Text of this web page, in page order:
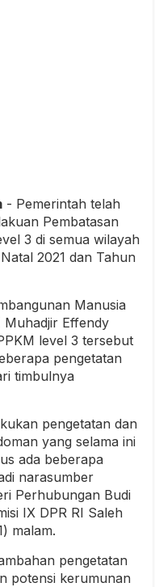
- Pemerintah telah
Pembatasan
3 di semua wilayah
2021 dan Tahun
Manusia
Muhadjir Effendy
level 3 tersebut
pengetatan
timbulnya
pengetatan dan
yang selama ini
ada beberapa
narasumber
Perhubungan Budi
IX DPR RI Saleh
malam.
pengetatan
potensi kerumunan